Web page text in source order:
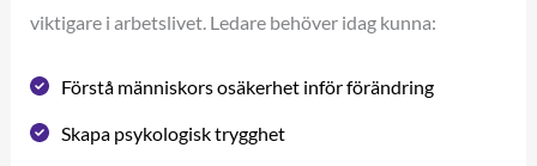
viktigare i arbetslivet. Ledare behöver idag kunna:
Förstå människors osäkerhet inför förändring
Skapa psykologisk trygghet